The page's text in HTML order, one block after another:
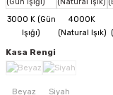
Kasa Rengi